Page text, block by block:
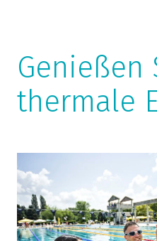
Genießen
thermale